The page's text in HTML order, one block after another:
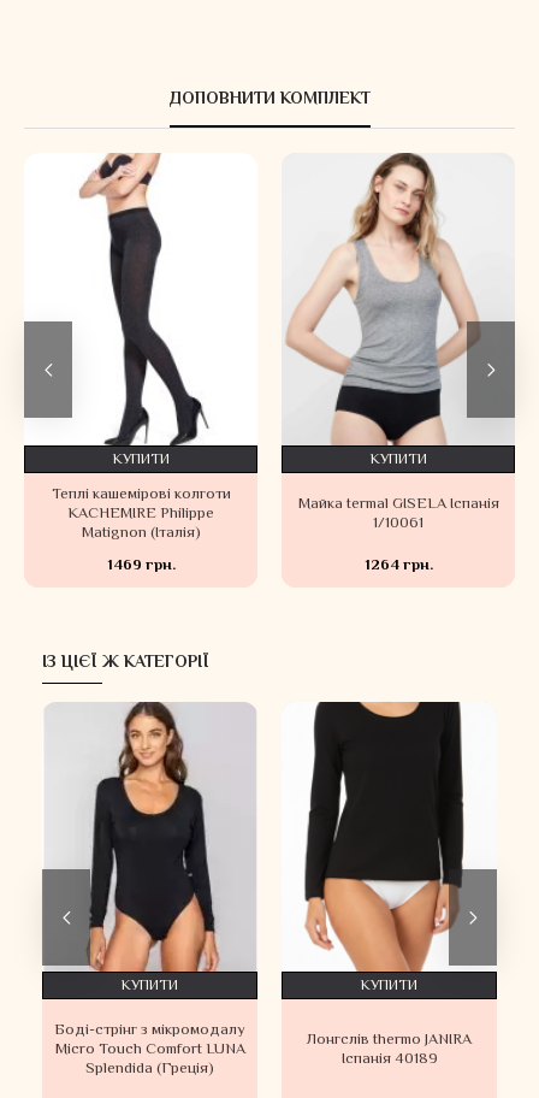
ДОПОВНИТИ КОМПЛЕКТ
Теплі кашемірові колготи
KACHEMIRE Philippe
Matignon (Італія)
1469 грн.
КУПИТИ
Майка termal GISELA Іспанія
1/10061
1264 грн.
КУПИТИ
ІЗ ЦІЄЇ Ж КАТЕГОРІЇ
Боді-стрінг з мікромодалу
Micro Touch Comfort LUNA
Splendida (Греція)
КУПИТИ
Лонгслів thermo JANIRA
Іспанія 40189
КУПИТИ